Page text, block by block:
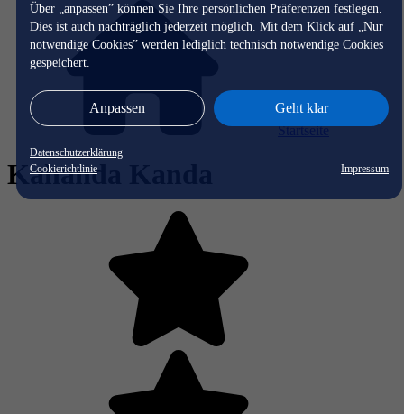
Über „anpassen” können Sie Ihre persönlichen Präferenzen festlegen.
Dies ist auch nachträglich jederzeit möglich. Mit dem Klick auf „Nur
notwendige Cookies” werden lediglich technisch notwendige Cookies
gespeichert.
Anpassen Geht klar
Datenschutzerklärung
Cookierichtlinie
Impressum
Startseite
Kahanda Kanda